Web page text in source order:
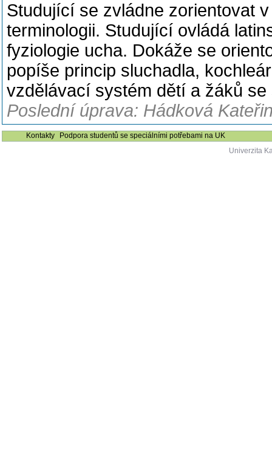
Studující se zvládne zorientovat
terminologii. Studující ovládá
fyziologie ucha. Dokáže se
popíše princip sluchadla,
vzdělávací systém dětí a žáků
Poslední úprava: Hádková
Kontakty
Podpora studentů se speciálními potřebami na UK
Univerzita